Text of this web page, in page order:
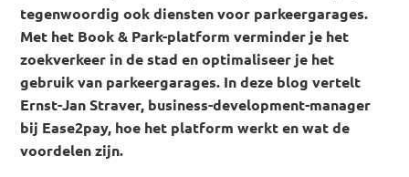
tegenwoordig ook diensten voor parkeergarages.
Met het Book & Park-platform verminder je het
zoekverkeer in de stad en optimaliseer je het
gebruik van parkeergarages. In deze blog vertelt
Ernst-Jan Straver, business-development-manager
bij Ease2pay, hoe het platform werkt en wat de
voordelen zijn.